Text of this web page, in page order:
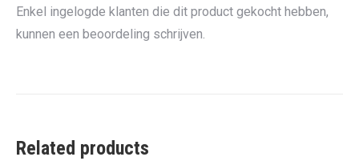
Enkel ingelogde klanten die dit product gekocht hebben,
kunnen een beoordeling schrijven.
Related products